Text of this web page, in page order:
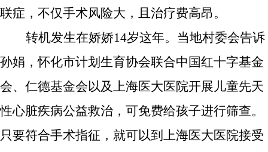
联症，不仅手术风险大，且治疗费高昂。
转机发生在娇娇14岁这年。当地村委会告诉
孙娟，怀化市计划生育协会联合中国红十字基金
会、仁德基金会以及上海医大医院开展儿童先天
性心脏疾病公益救治 ， 可免费给孩子进行筛查。
只要符合手术指征，就可以到上海医大医院接受